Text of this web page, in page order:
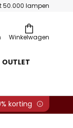
50.000 lampen
Winkelwagen
OUTLET
korting